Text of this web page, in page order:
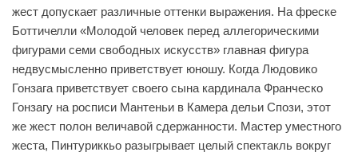
жест допускает различные оттенки выражения. На фреске
Боттичелли «Молодой человек перед аллегорическими
фигурами семи свободных искусств» главная фигура
недвусмысленно приветствует юношу. Когда Людовико
Гонзага приветствует своего сына кардинала Франческо
Гонзагу на росписи Мантеньи в Камера дельи Спози, этот
же жест полон величавой сдержанности. Мастер уместного
жеста, Пинтуриккьо разыгрывает целый спектакль вокруг